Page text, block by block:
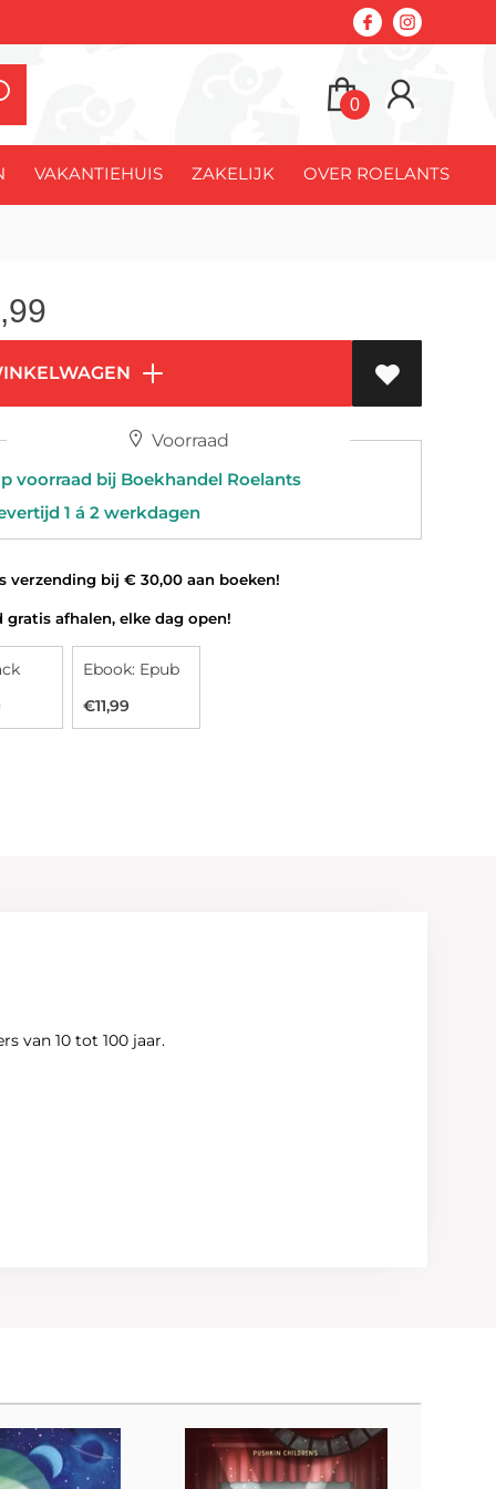
0
VAKANTIEHUIS ZAKELIJK OVER ROELANTS
Voorraad
voorraad bij Boekhandel Roelants
1 á 2 werkdagen
bij € 30,00 aan boeken!
afhalen, elke dag open!
Ebook: Epub
€11,99
van 10 tot 100 jaar.